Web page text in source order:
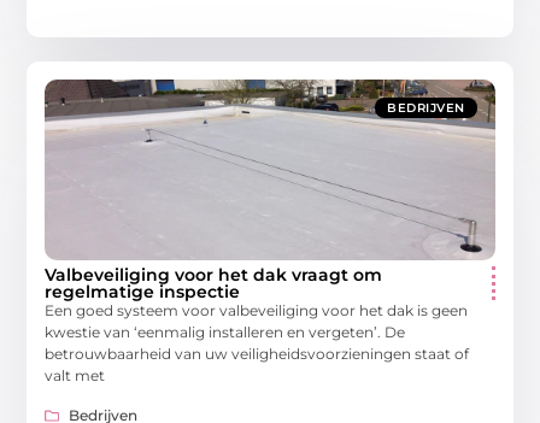
BEDRIJVEN
Valbeveiliging voor het dak vraagt om
regelmatige inspectie
Een goed systeem voor valbeveiliging voor het dak is geen
kwestie van ‘eenmalig installeren en vergeten’. De
betrouwbaarheid van uw veiligheidsvoorzieningen staat of
valt met
Bedrijven